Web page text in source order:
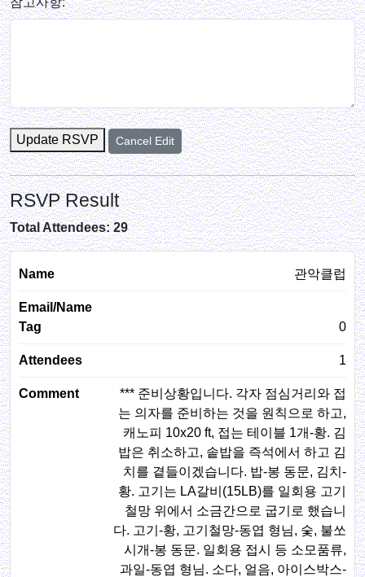
Update RSVP Cancel Edit
RSVP Result
Total Attendees: 29
관악클럽
0
1
*** 준비상황입니다. 각자 점심거리와 접
는 의자를 준비하는 것을 원칙으로 하고,
캐노피 10x20 ft, 접는 테이블 1개-황. 김
밥은 취소하고, 솥밥을 즉석에서 하고 김
치를 곁들이겠습니다. 밥-봉 동문, 김치-
황. 고기는 LA갈비(15LB)를 일회용 고기
철망 위에서 소금간으로 굽기로 했습니
다. 고기-황, 고기철망-동엽 형님, 숯, 불쏘
시개-봉 동문. 일회용 접시 등 소모품류,
과일-동엽 형님. 소다, 얼음, 아이스박스-